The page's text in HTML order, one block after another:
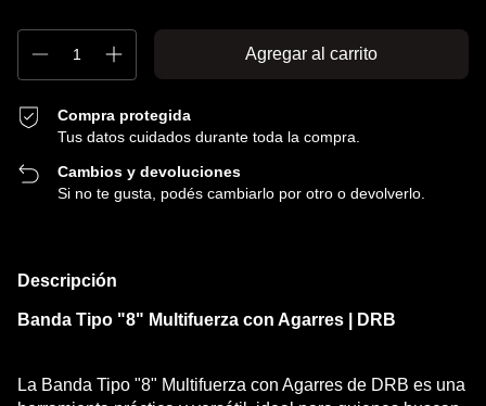
Compra protegida
Tus datos cuidados durante toda la compra.
Cambios y devoluciones
Si no te gusta, podés cambiarlo por otro o devolverlo.
Descripción
Banda Tipo "8" Multifuerza con Agarres | DRB
La Banda Tipo "8" Multifuerza con Agarres de DRB es una